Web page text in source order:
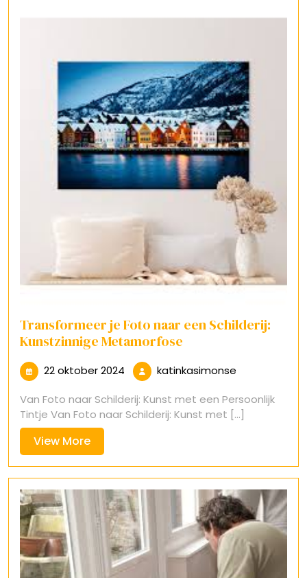
Transformeer je Foto naar een Schilderij:
Kunstzinnige Metamorfose
22 oktober 2024 22
oktober
2024
katinkasimonse
Van Foto naar Schilderij: Kunst met een Persoonlijk
Tintje Van Foto naar Schilderij: Kunst met [...]
View MoreView
More